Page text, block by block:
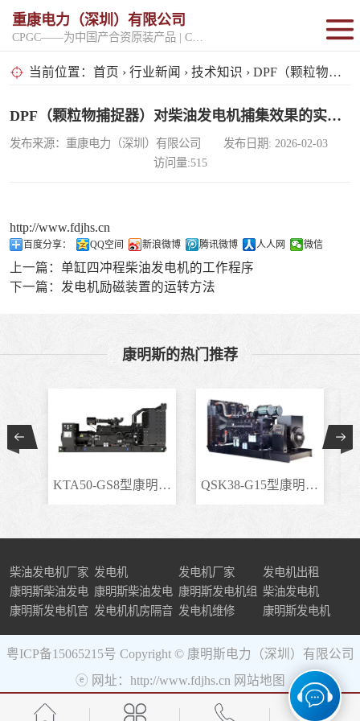
重康电力（深圳）有限公司
当前位置： 首页 › 行业新闻 › 技术知识 › DPF（颗粒物捕捉器）对柴油发电机捕集效果的实验解析
DPF（颗粒物捕捉器）对柴油发电机捕集效果的实验解析
发布来源：重康电力（深圳）有限公司 发布日期: 2026-02-03
访问量:515
http://www.fdjhs.cn
百度分享： QQ空间 新浪微博 腾讯微博 人人网 微信
上一篇： 单缸四冲程柴油发电机的工作程序
下一篇： 发电机励磁装置的运转方法
康明斯的热门推荐
KTA50-GS8型康明斯柴.. QSK38-G15型康明斯柴..
柴油发电机厂家 发电机 发电机厂家
发电机出租
康明斯柴油发电
机组
康明斯柴油发电
机
康明斯发电机组 柴油发电机
康明斯发电机官 发电机机房隔音 发电机维修 康明斯发电机
粤ICP备15065215号 Copyright © 康明斯电力（深圳）有限公司
ⓔ 网址：http://www.fdjhs.cn 网站地图
固定开架式
超静音型
移动电站